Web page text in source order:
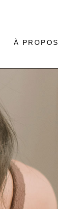
À PROPOS